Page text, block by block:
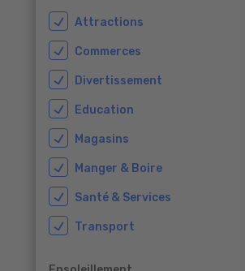
Attractions
Commerces
Divertissement
Education
Magasins
Manger & Boire
Santé & Services
Transport